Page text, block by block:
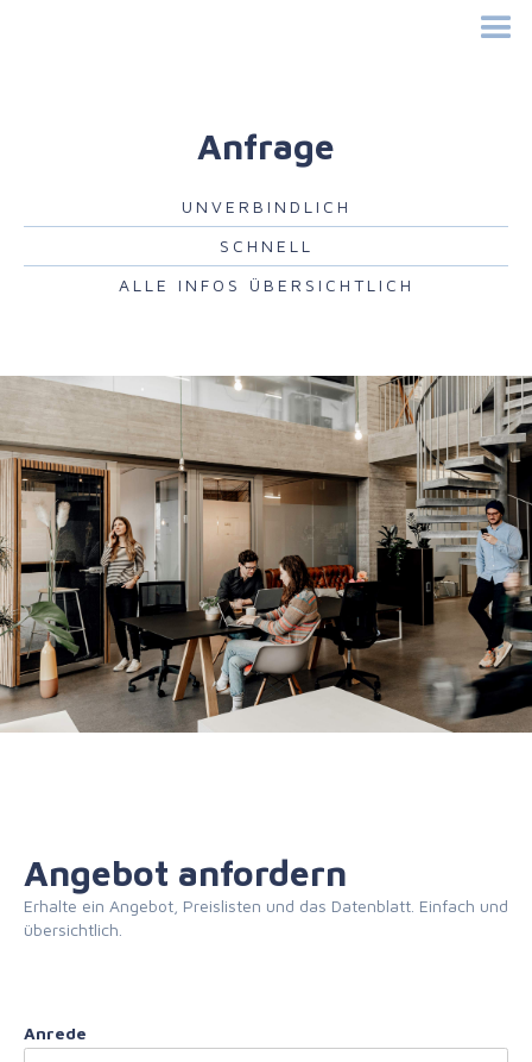
Anfrage
UNVERBINDLICH
SCHNELL
ALLE INFOS ÜBERSICHTLICH
Angebot anfordern
Erhalte ein Angebot, Preislisten und das Datenblatt. Einfach und
übersichtlich.
Anrede